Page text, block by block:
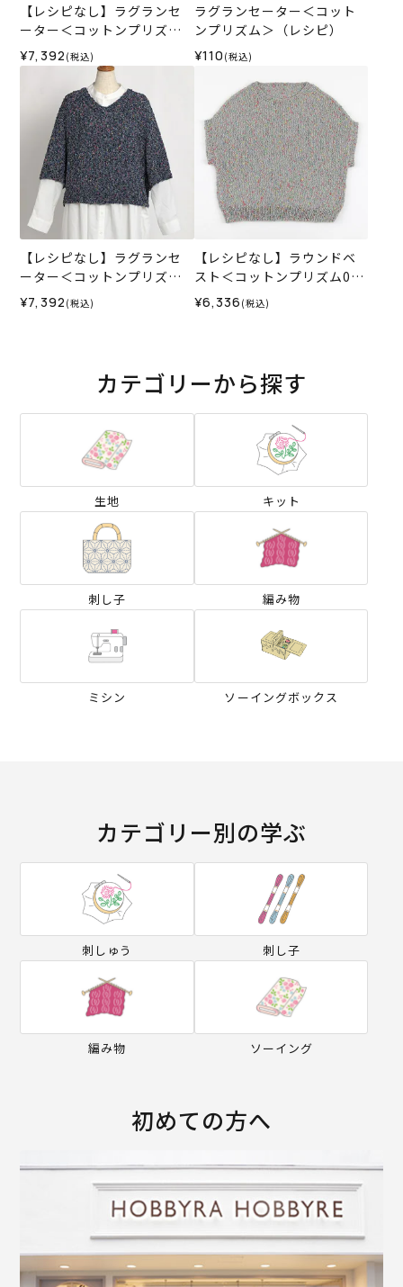
【レシピなし】ラグランセ
ーター＜コットンプリズム0
2P＞（編み物 材料セット）
¥7,392 (税込)
ラグランセーター＜コット
ンプリズム＞（レシピ）
¥110 (税込)
【レシピなし】ラグランセ
ーター＜コットンプリズム0
5N＞（編み物 材料セット）
¥7,392 (税込)
【レシピなし】ラウンドベ
スト＜コットンプリズム06
GR＞（編み物 材料セット）
¥6,336 (税込)
カテゴリーから探す
生地 キット
刺し子 編み物
ミシン ソーイングボックス
カテゴリー別の学ぶ
刺しゅう 刺し子
編み物 ソーイング
初めての方へ